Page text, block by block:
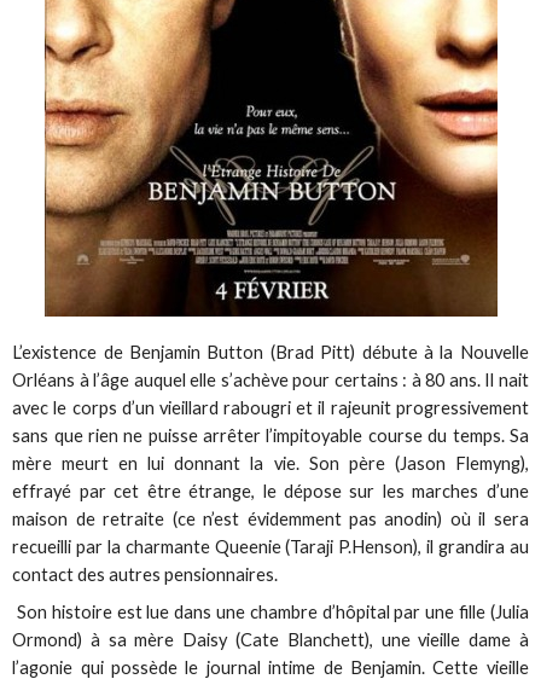
L’existence de Benjamin Button (Brad Pitt) débute à la Nouvelle
Orléans à l’âge auquel elle s’achève pour certains : à 80 ans. Il nait
avec le corps d’un vieillard rabougri et il rajeunit progressivement
sans que rien ne puisse arrêter l’impitoyable course du temps. Sa
mère meurt en lui donnant la vie. Son père (Jason Flemyng),
effrayé par cet être étrange, le dépose sur les marches d’une
maison de retraite (ce n’est évidemment pas anodin) où il sera
recueilli par la charmante Queenie (Taraji P.Henson), il grandira au
contact des autres pensionnaires.
Son histoire est lue dans une chambre d’hôpital par une fille (Julia
Ormond) à sa mère Daisy (Cate Blanchett), une vieille dame à
l’agonie qui possède le journal intime de Benjamin. Cette vieille